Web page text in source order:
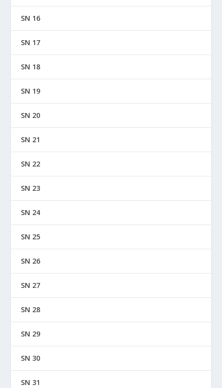
SN 16
SN 17
SN 18
SN 19
SN 20
SN 21
SN 22
SN 23
SN 24
SN 25
SN 26
SN 27
SN 28
SN 29
SN 30
SN 31